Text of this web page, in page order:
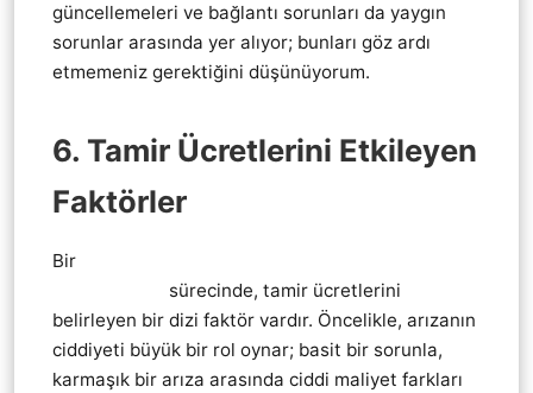
güncellemeleri ve bağlantı sorunları da yaygın
sorunlar arasında yer alıyor; bunları göz ardı
etmemeniz gerektiğini düşünüyorum.
6. Tamir Ücretlerini Etkileyen
Faktörler
Bir
sürecinde, tamir ücretlerini
belirleyen bir dizi faktör vardır. Öncelikle, arızanın
ciddiyeti büyük bir rol oynar; basit bir sorunla,
karmaşık bir arıza arasında ciddi maliyet farkları